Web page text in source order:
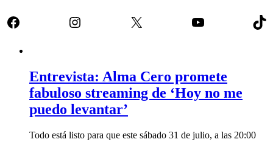
Facebook Instagram X YouTube
Entrevista: Alma Cero promete
fabuloso streaming de ‘Hoy no me
puedo levantar’
Todo está listo para que este sábado 31 de julio, a las 20:00